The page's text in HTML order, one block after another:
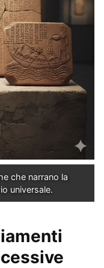
che narrano la
universale.